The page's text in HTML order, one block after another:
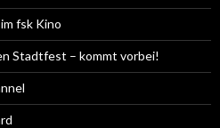
fsk Kino
Stadtfest – kommt vorbei!